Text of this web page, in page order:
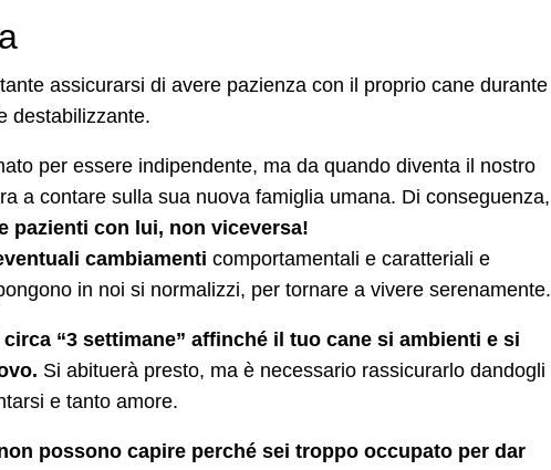
assicurarsi di avere pazienza con il proprio cane durante
destabilizzante.
per essere indipendente, ma da quando diventa il nostro
a contare sulla sua nuova famiglia umana. Di conseguenza,
pazienti con lui, non viceversa!
cambiamenti comportamentali e caratteriali e
in noi si normalizzi, per tornare a vivere serenamente.
“3 settimane” affinché il tuo cane si ambienti e si
Si abituerà presto, ma è necessario rassicurarlo dandogli
e tanto amore.
possono capire perché sei troppo occupato per dar